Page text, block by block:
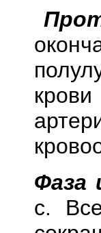
Фаза
с.